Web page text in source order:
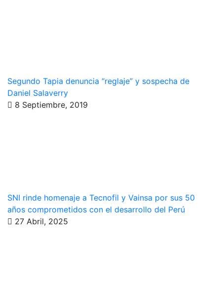
Segundo Tapia denuncia “reglaje” y sospecha de
Daniel Salaverry
8 Septiembre, 2019
SNI rinde homenaje a Tecnofil y Vainsa por sus 50
años comprometidos con el desarrollo del Perú
27 Abril, 2025